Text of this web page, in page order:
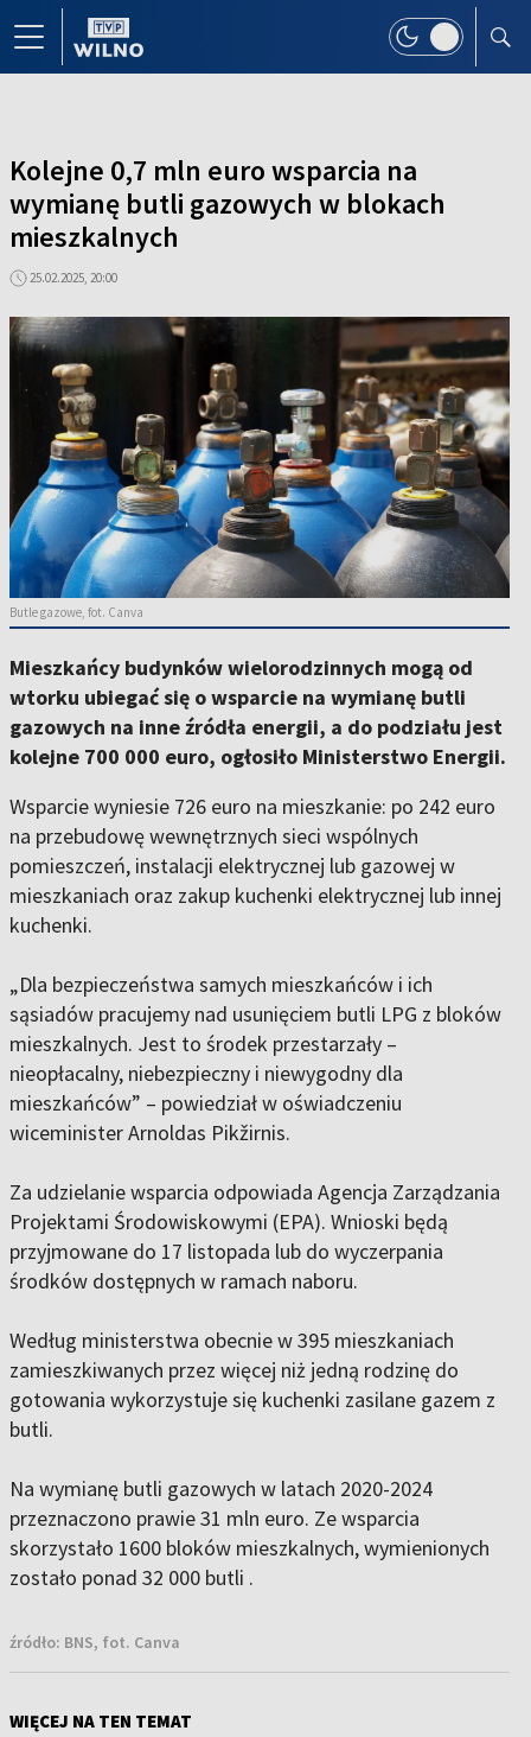
Kolejne 0,7 mln euro wsparcia na
wymianę butli gazowych w blokach
mieszkalnych
25.02.2025, 20:00
Butle gazowe, fot. Canva
Mieszkańcy budynków wielorodzinnych mogą od
wtorku ubiegać się o wsparcie na wymianę butli
gazowych na inne źródła energii, a do podziału jest
kolejne 700 000 euro, ogłosiło Ministerstwo Energii.
Wsparcie wyniesie 726 euro na mieszkanie: po 242 euro
na przebudowę wewnętrznych sieci wspólnych
pomieszczeń, instalacji elektrycznej lub gazowej w
mieszkaniach oraz zakup kuchenki elektrycznej lub innej
kuchenki.
„Dla bezpieczeństwa samych mieszkańców i ich
sąsiadów pracujemy nad usunięciem butli LPG z bloków
mieszkalnych. Jest to środek przestarzały –
nieopłacalny, niebezpieczny i niewygodny dla
mieszkańców” – powiedział w oświadczeniu
wiceminister Arnoldas Pikžirnis.
Za udzielanie wsparcia odpowiada Agencja Zarządzania
Projektami Środowiskowymi (EPA). Wnioski będą
przyjmowane do 17 listopada lub do wyczerpania
środków dostępnych w ramach naboru.
Według ministerstwa obecnie w 395 mieszkaniach
zamieszkiwanych przez więcej niż jedną rodzinę do
gotowania wykorzystuje się kuchenki zasilane gazem z
butli.
Na wymianę butli gazowych w latach 2020-2024
przeznaczono prawie 31 mln euro. Ze wsparcia
skorzystało 1600 bloków mieszkalnych, wymienionych
zostało ponad 32 000 butli .
źródło: BNS, fot. Canva
WIĘCEJ NA TEN TEMAT